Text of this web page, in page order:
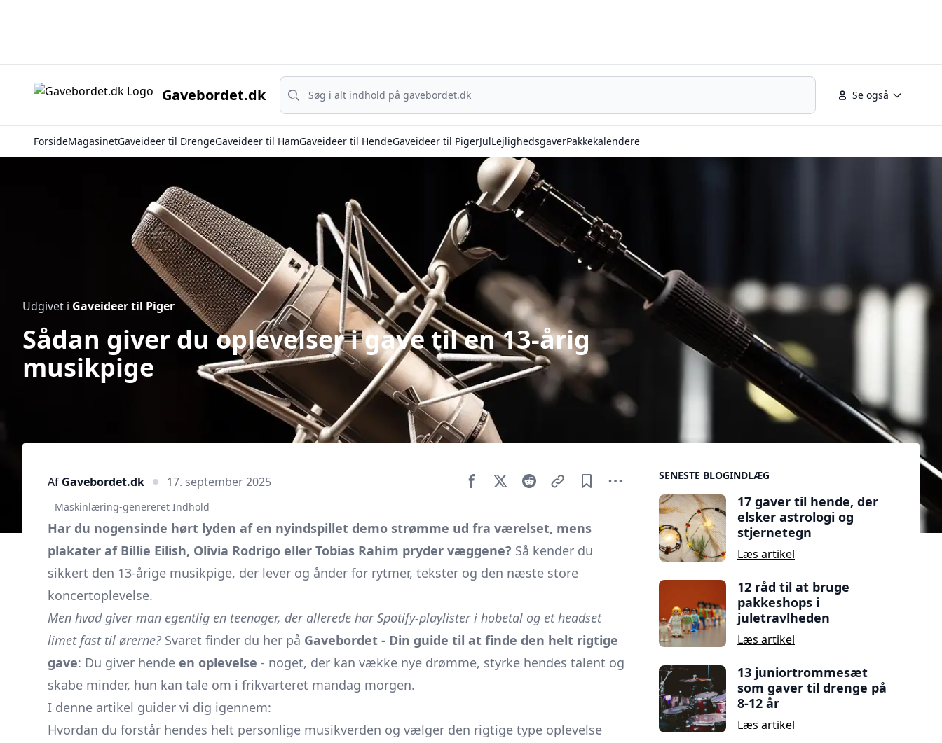
Gavebordet.dk Se også
Søg
Søg
ForsideMagasinetGaveideer til DrengeGaveideer til HamGaveideer til HendeGaveideer til PigerJulLejlighedsgaverPakkekalendere
Udgivet i Gaveideer til Piger
Sådan giver du oplevelser i gave til en 13-årig
musikpige
Af Gavebordet.dk 17. september 2025
Maskinlæring-genereret Indhold
Har du nogensinde hørt lyden af en nyindspillet demo strømme ud fra værelset, mens
plakater af Billie Eilish, Olivia Rodrigo eller Tobias Rahim pryder væggene? Så kender du
sikkert den 13-årige musikpige, der lever og ånder for rytmer, tekster og den næste store
koncertoplevelse.
Men hvad giver man egentlig en teenager, der allerede har Spotify-playlister i hobetal og et headset
limet fast til ørerne? Svaret finder du her på Gavebordet - Din guide til at finde den helt rigtige
gave: Du giver hende en oplevelse - noget, der kan vække nye drømme, styrke hendes talent og
skabe minder, hun kan tale om i frikvarteret mandag morgen.
I denne artikel guider vi dig igennem:
Hvordan du forstår hendes helt personlige musikverden og vælger den rigtige type oplevelse
Sidebar
SENESTE BLOGINDLÆG
17 gaver til hende, der
elsker astrologi og
stjernetegn
Læs artikel
12 råd til at bruge
pakkeshops i
juletravlheden
Læs artikel
13 juniortrommesæt
som gaver til drenge på
8-12 år
Læs artikel